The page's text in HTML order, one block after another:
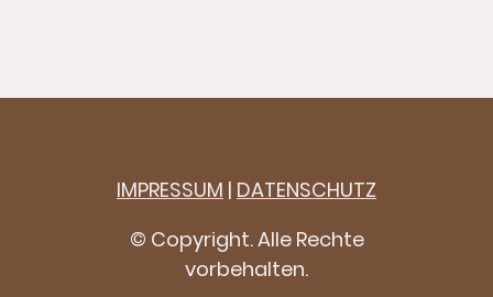
IMPRESSUM | DATENSCHUTZ
© Copyright. Alle Rechte
vorbehalten.